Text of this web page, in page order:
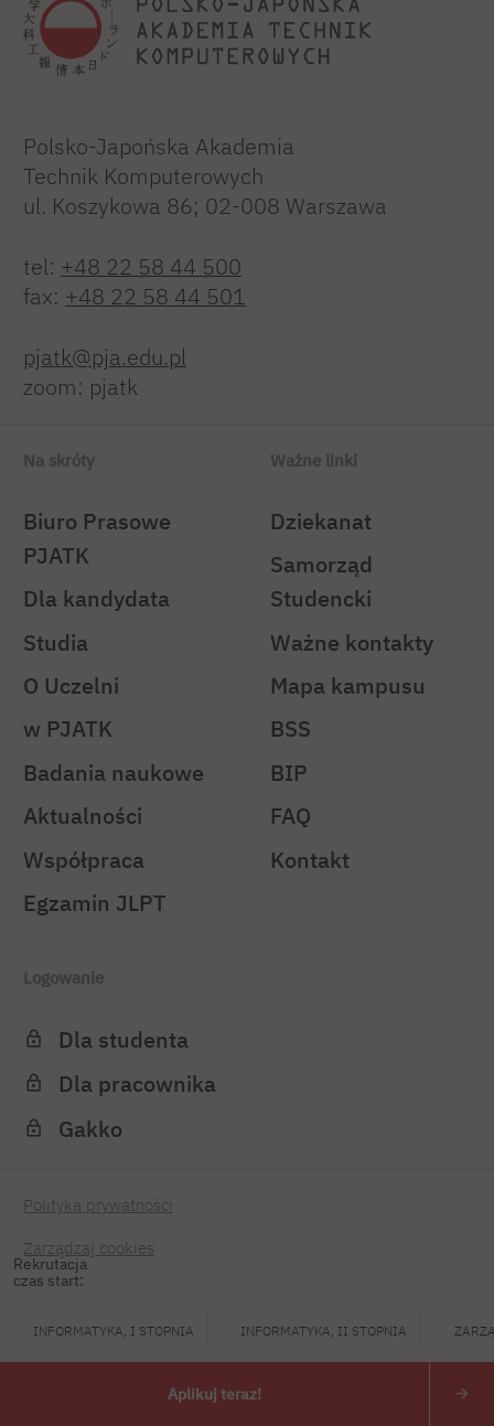
Rekrutacja
czas start:
INFORMATYKA, I STOPNIA INFORMATYKA, II STOPNIA
Aplikuj teraz!
Polsko-Japońska Akademia
Technik Komputerowych
ul. Koszykowa 86; 02-008 Warszawa
tel: +48 22 58 44 500
fax: +48 22 58 44 501
pjatk@pja.edu.pl
zoom: pjatk
Na skróty
Biuro Prasowe
PJATK
Dla kandydata
Studia
O Uczelni
w PJATK
Badania naukowe
Aktualności
Współpraca
Egzamin JLPT
Ważne linki
Dziekanat
Samorząd
Studencki
Ważne kontakty
Mapa kampusu
BSS
BIP
FAQ
Kontakt
Logowanie
Dla studenta
Dla pracownika
Gakko
Polityka prywatności
Zarządzaj cookies